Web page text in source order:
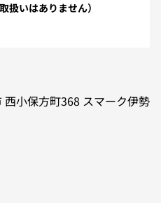
扱いはありません）
西小保方町368 スマーク伊勢